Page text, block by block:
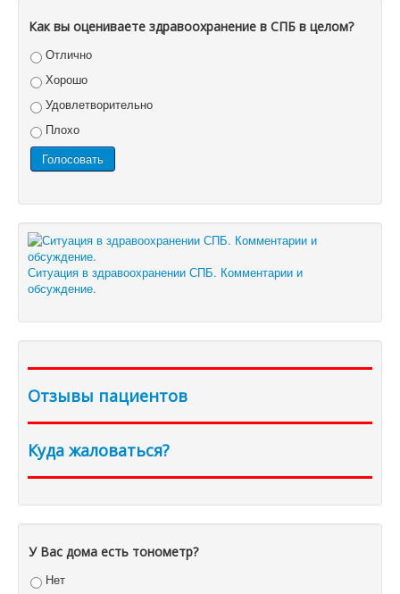
Как вы оцениваете здравоохранение в СПБ в целом?
Отлично
Хорошо
Удовлетворительно
Плохо
Ситуация в здравоохранении СПБ. Комментарии и
обсуждение.
Отзывы пациентов
Куда жаловаться?
У Вас дома есть тонометр?
Нет